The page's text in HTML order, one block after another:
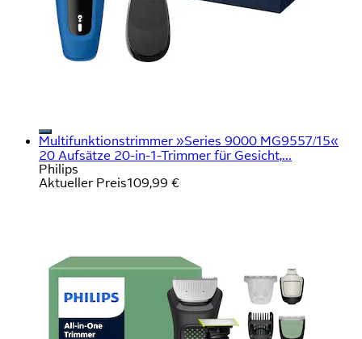
Multifunktionstrimmer »Series 9000 MG9557/15«
20 Aufsätze 20-in-1-Trimmer für Gesicht,...
Philips
Aktueller Preis109,99 €